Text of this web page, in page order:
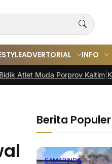
ADVERTORIAL INFO
Porprov Kaltim Koperasi Merah
Berita Populer
SAMARINDA